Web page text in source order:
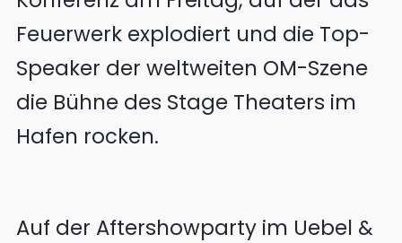
Feuerwerk explodiert und die Top-
Speaker der weltweiten OM-Szene
die Bühne des Stage Theaters im
Hafen rocken.
Auf der Aftershowparty im Uebel &